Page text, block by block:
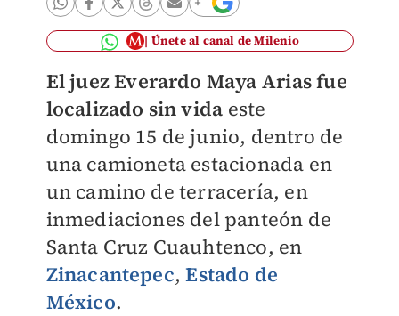
Únete al canal de Milenio
El juez Everardo Maya Arias fue
localizado sin vida este
domingo 15 de junio, dentro de
una camioneta estacionada en
un camino de terracería, en
inmediaciones del panteón de
Santa Cruz Cuauhtenco, en
Zinacantepec,Estado de
México.